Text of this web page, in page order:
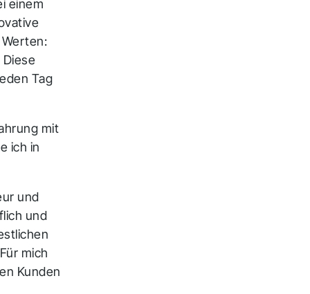
einem
Tag
mit
ich in
und
und
mich
Kunden